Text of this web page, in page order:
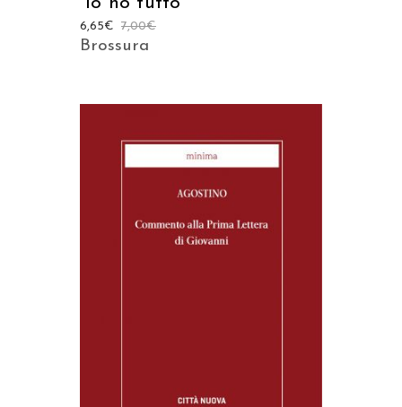
7,00€
6,65€
Brossura